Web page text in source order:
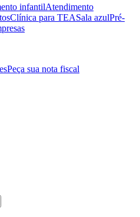
infantilAtendimento
Clínica para TEASala azulPré-
Peça sua nota fiscal